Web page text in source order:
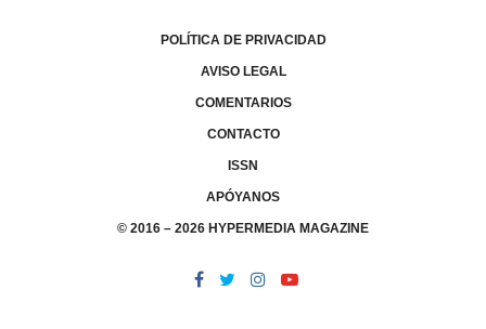
POLÍTICA DE PRIVACIDAD
AVISO LEGAL
COMENTARIOS
CONTACTO
ISSN
APÓYANOS
© 2016 – 2026 HYPERMEDIA MAGAZINE